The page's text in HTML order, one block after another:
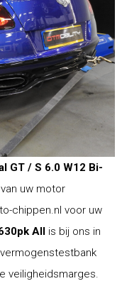
GT / S 6.0 W12 Bi-
uw motor
chippen.nl voor uw
All is bij ons in
veiligheidsmarges.